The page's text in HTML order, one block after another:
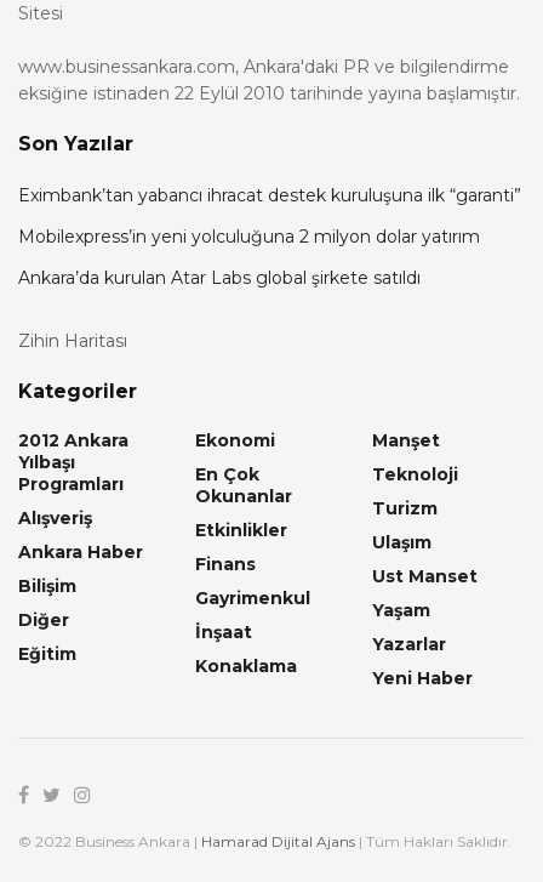
Sitesi
www.businessankara.com, Ankara'daki PR ve bilgilendirme
eksiğine istinaden 22 Eylül 2010 tarihinde yayına başlamıştır.
Son Yazılar
Eximbank’tan yabancı ihracat destek kuruluşuna ilk “garanti”
Mobilexpress’in yeni yolculuğuna 2 milyon dolar yatırım
Ankara’da kurulan Atar Labs global şirkete satıldı
Zihin Haritası
Kategoriler
2012 Ankara
Yılbaşı
Programları
Alışveriş
Ankara Haber
Bilişim
Diğer
Eğitim
Ekonomi
En Çok
Okunanlar
Etkinlikler
Finans
Gayrimenkul
İnşaat
Konaklama
Manşet
Teknoloji
Turizm
Ulaşım
Ust Manset
Yaşam
Yazarlar
Yeni Haber
© 2022 Business Ankara | Hamarad Dijital Ajans | Tüm Hakları Saklıdır.